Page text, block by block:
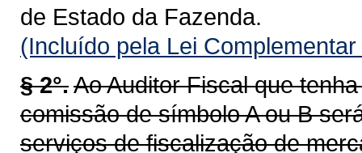
de Estado da Fazenda.
(Incluído pela Lei
§ 2°.Ao Auditor Fiscal que
comissão de símbolo A ou B
serviços de fiscalização de